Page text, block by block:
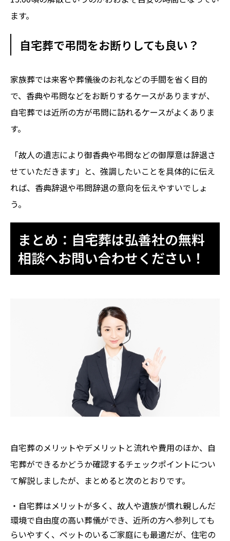
ます。
自宅葬で弔問をお断りしても良い？
家族葬では来客や葬儀後のお礼などの手間を省く目的
で、香典や弔問などをお断りするケースがありますが、
自宅葬では近所の方が弔問に訪れるケースがよくありま
す。
「故人の遺志により御香典や弔問などの御厚意は辞退さ
せていただきます」と、強調したいことを具体的に伝え
れば、香典辞退や弔問辞退の意向を伝えやすいでしょ
う。
まとめ：自宅葬は弘善社の無料
相談へお問い合わせください！
自宅葬のメリットやデメリットと流れや費用のほか、自
宅葬ができるかどうか確認するチェックポイントについ
て解説しましたが、まとめると次のとおりです。
・自宅葬はメリットが多く、故人や遺族が慣れ親しんだ
環境で自由度の高い葬儀ができ、近所の方へ参列しても
らいやすく、ペットのいるご家庭にも最適だが、住宅の